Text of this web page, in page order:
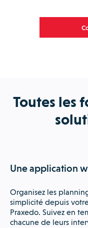
Toutes les
Une application
Organisez les
simplicité depuis
Praxedo. Suivez en
chacune de leurs